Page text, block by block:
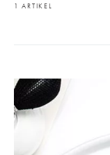
1 ARTIKEL